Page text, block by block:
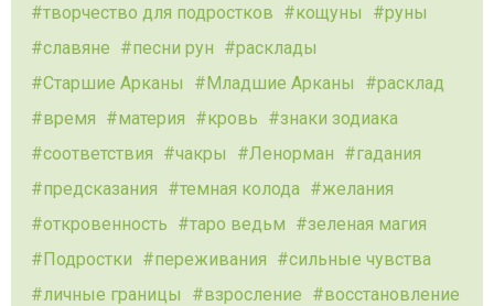
творчество для подростков
кощуны
руны
славяне
песни рун
расклады
Старшие Арканы
Младшие Арканы
расклад
время
материя кровь
знаки зодиака
соответствия
чакры Ленорман
гадания
предсказания
темная колода
желания
откровенность
таро ведьм
зеленая магия
Подростки
переживания
сильные чувства
личные границы
взросление
восстановление